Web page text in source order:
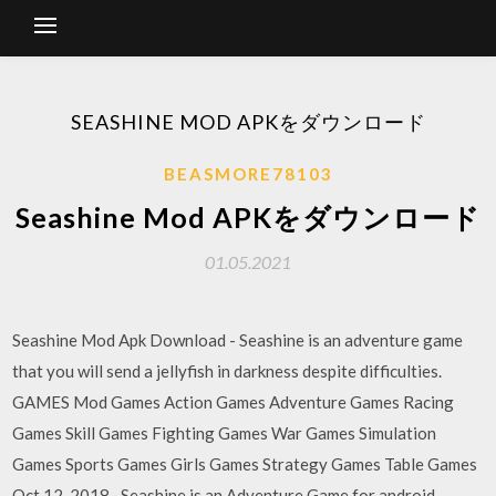
SEASHINE MOD APKをダウンロード
BEASMORE78103
Seashine Mod APKをダウンロード
01.05.2021
Seashine Mod Apk Download - Seashine is an adventure game
that you will send a jellyfish in darkness despite difficulties.
GAMES Mod Games Action Games Adventure Games Racing
Games Skill Games Fighting Games War Games Simulation
Games Sports Games Girls Games Strategy Games Table Games